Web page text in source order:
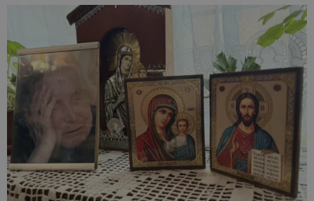
да
на
за
на
на
Име
Доставчик/
Домейн
Валиден
до
Описание
is_visitor_unique
StatCounter
1 година
Тази
Доставчик
/
Домейн
Валиден
до
Описание
sc_is_visitor_unique
StatCounter
Ltd
1 година
1 месец
Използва се
за
Декларацията за
поверителност на Google